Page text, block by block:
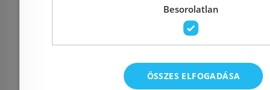
70 702 FtBesorolatlan
ÖSSZES ELFOGADÁSA